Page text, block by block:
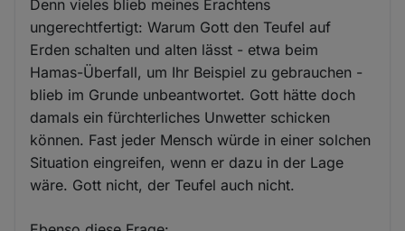
Denn vieles blieb meines Erachtens
ungerechtfertigt: Warum Gott den Teufel auf
Erden schalten und alten lässt - etwa beim
Hamas-Überfall, um Ihr Beispiel zu gebrauchen -
blieb im Grunde unbeantwortet. Gott hätte doch
damals ein fürchterliches Unwetter schicken
können. Fast jeder Mensch würde in einer solchen
Situation eingreifen, wenn er dazu in der Lage
wäre. Gott nicht, der Teufel auch nicht.